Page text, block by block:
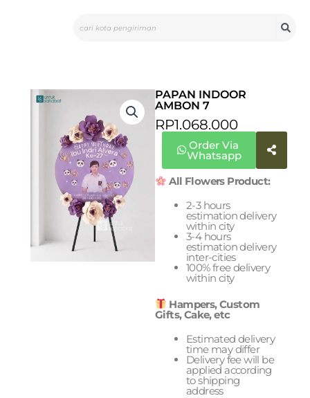
PAPAN INDOOR
AMBON 7
RP1.068.000
Order Via
Whatsapp
All Flowers Product:
2-3 hours
estimation delivery
within city
3-4 hours
estimation delivery
inter-cities
100% free delivery
within city
Hampers, Custom
Gifts, Cake, etc
Estimated delivery
time may differ
Delivery fee will be
applied according
to shipping
address